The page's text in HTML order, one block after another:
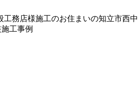
工務店様施工のお住まいの知立市西中
工事例